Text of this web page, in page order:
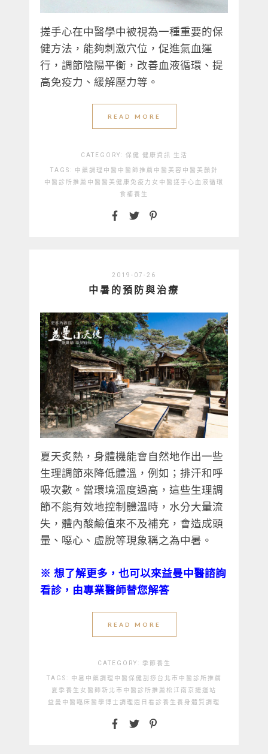
搓手心在中醫學中被視為一種重要的保
健方法，能夠刺激穴位，促進氣血運
行，調節陰陽平衡，改善血液循環、提
高免疫力、緩解壓力等。
READ MORE
CATEGORY: 保健 健康資訊 生活
TAGS: 中藥調理 中醫 中醫師推薦 中醫美容 中醫美顏針
中醫診所推薦 中醫醫美健康免疫力 女中醫 搓手心 血液循環
食補 養生
2019-07-26
中暑的預防與治療
夏天炙熱，身體機能會自然地作出一些
生理調節來降低體溫，例如；排汗和呼
吸次數。當環境溫度過高，這些生理調
節不能有效地控制體溫時，水分大量流
失，體內酸鹼值來不及補充，會造成頭
暈、噁心、虛脫等現象稱之為中暑。
※ 想了解更多，也可以來益曼中醫諮詢
看診，由專業醫師替您解答
READ MORE
CATEGORY: 季節養生
TAGS: 中暑 中藥調理 中醫 保健刮痧 台北市中醫診所推薦
夏季養生 女醫師 新北市中醫診所推薦 松江南京捷運站
益曼中醫 臨床醫學博士調理 週日看診 養生 養身 體質調理